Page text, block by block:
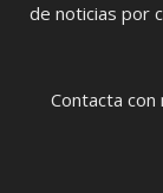
de noticias por
Contacta